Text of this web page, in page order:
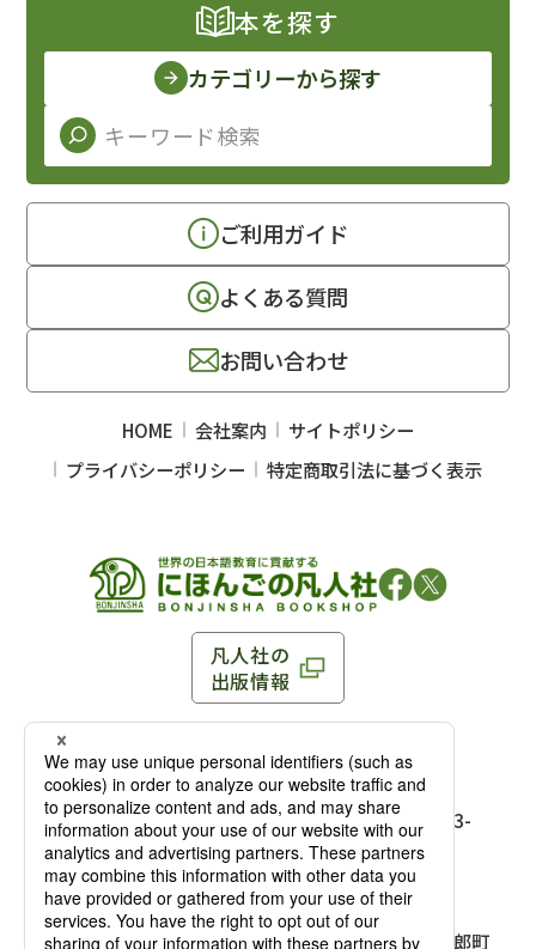
凡人社の
出版情報
〒102-0093 東京都千代田区平河町 1-3-13 8F
TEL：03-3263-3959／FAX：03-3263-3116
麹町店
〒102-0093 東京都千代田区平河町1-3-
13 8F［アクセス］
TEL：03-3239-8673／FAX：03-3263-
3116
〒541-0056 大阪府大阪市中央区久太郎町
本を探す
カテゴリーから探す
ご利用ガイド
よくある質問
お問い合わせ
HOME 会社案内
サイトポリシー
プライバシーポリシー
特定商取引法に基づく表示